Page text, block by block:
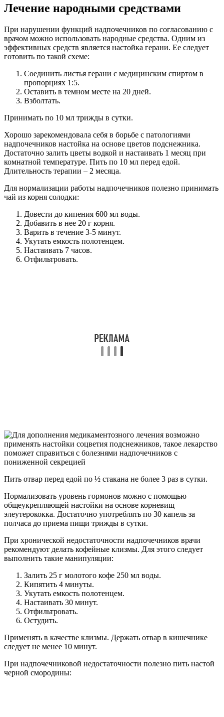
Лечение народными средствами
При нарушении функций надпочечников по согласованию с
врачом можно использовать народные средства. Одним из
эффективных средств является настойка герани. Ее следует
готовить по такой схеме:
Соединить листья герани с медицинским спиртом в
пропорциях 1:5.
Оставить в темном месте на 20 дней.
Взболтать.
Принимать по 10 мл трижды в сутки.
Хорошо зарекомендовала себя в борьбе с патологиями
надпочечников настойка на основе цветов подснежника.
Достаточно залить цветы водкой и настаивать 1 месяц при
комнатной температуре. Пить по 10 мл перед едой.
Длительность терапии – 2 месяца.
Для нормализации работы надпочечников полезно принимать
чай из корня солодки:
Довести до кипения 600 мл воды.
Добавить в нее 20 г корня.
Варить в течение 3-5 минут.
Укутать емкость полотенцем.
Настаивать 7 часов.
Отфильтровать.
Пить отвар перед едой по ½ стакана не более 3 раз в сутки.
Нормализовать уровень гормонов можно с помощью
общеукрепляющей настойки на основе корневищ
элеутерококка. Достаточно употреблять по 30 капель за
полчаса до приема пищи трижды в сутки.
При хронической недостаточности надпочечников врачи
рекомендуют делать кофейные клизмы. Для этого следует
выполнить такие манипуляции:
Залить 25 г молотого кофе 250 мл воды.
Кипятить 4 минуты.
Укутать емкость полотенцем.
Настаивать 30 минут.
Отфильтровать.
Остудить.
Применять в качестве клизмы. Держать отвар в кишечнике
следует не менее 10 минут.
При надпочечниковой недостаточности полезно пить настой
черной смородины: